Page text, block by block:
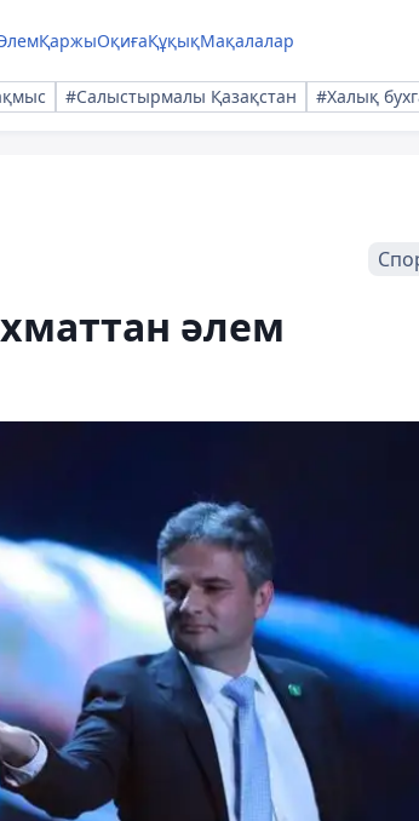
ҚаржыОқиғаҚұқықМақалалар
#Салыстырмалы Қазақстан #Халық
әлем